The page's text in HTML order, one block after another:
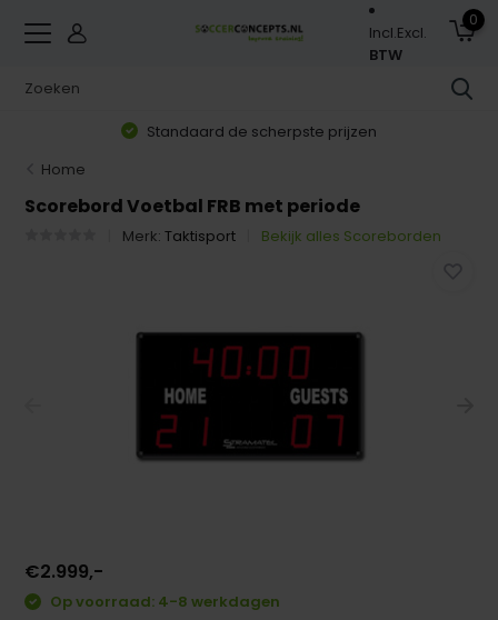
Incl.Excl.
BTW
0
Standaard de scherpste prijzen
Home
Scorebord Voetbal FRB met periode
Merk:Taktisport Bekijk alles Scoreborden
€2.999,-
Op voorraad: 4-8 werkdagen